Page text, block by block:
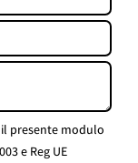
il presente modulo
e Reg UE